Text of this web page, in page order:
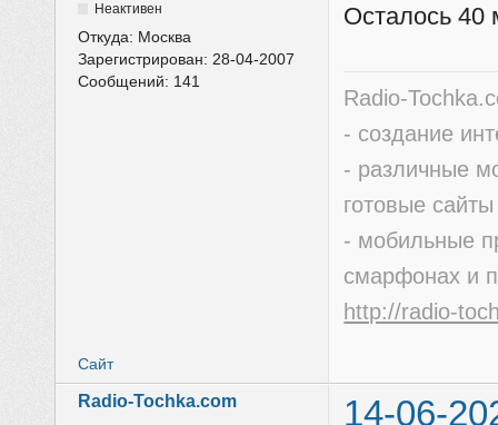
Неактивен
Откуда: Москва
Зарегистрирован: 28-04-2007
Сообщений: 141
Осталось 40
Radio-
- создание
- различные
готовые
- мобильные
смарфонах и
http://radio-
Сайт
Radio-Tochka.com 14-06-